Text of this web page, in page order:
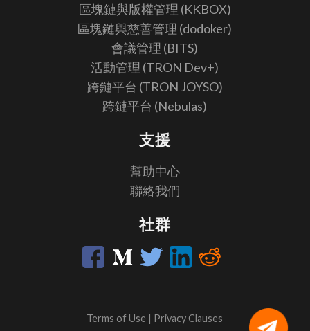
區塊鏈與版權管理 (KKBOX)
區塊鏈與慈善管理 (dodoker)
會議管理 (BITS)
活動管理 (TRON Dev+)
跨鏈平台 (TRON JOYSO)
跨鏈平台 (Nebulas)
支援
幫助中心
聯絡我們
社群
Terms of Use Privacy Clauses